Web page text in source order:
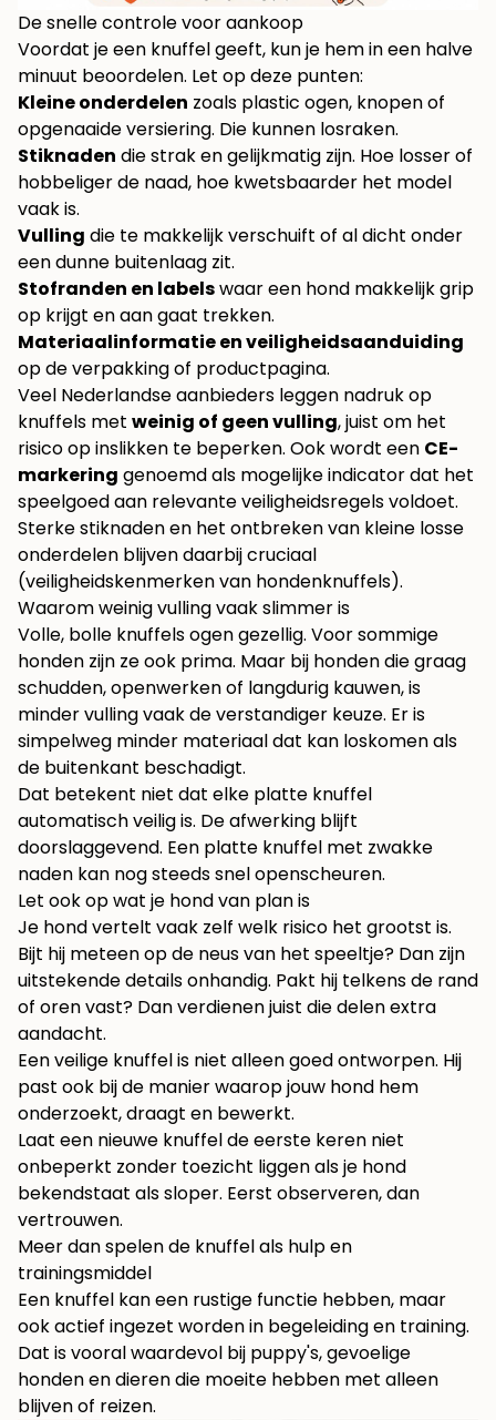
De snelle controle voor aankoop
Voordat je een knuffel geeft, kun je hem in een halve
minuut beoordelen. Let op deze punten:
Kleine onderdelen zoals plastic ogen, knopen of
opgenaaide versiering. Die kunnen losraken.
Stiknaden die strak en gelijkmatig zijn. Hoe losser of
hobbeliger de naad, hoe kwetsbaarder het model
vaak is.
Vulling die te makkelijk verschuift of al dicht onder
een dunne buitenlaag zit.
Stofranden en labelswaar een hond makkelijk grip
op krijgt en aan gaat trekken.
Materiaalinformatie en veiligheidsaanduiding
op de verpakking of productpagina.
Veel Nederlandse aanbieders leggen nadruk op
knuffels met weinig of geen vulling, juist om het
risico op inslikken te beperken. Ook wordt een CE-
markering genoemd als mogelijke indicator dat het
speelgoed aan relevante veiligheidsregels voldoet.
Sterke stiknaden en het ontbreken van kleine losse
onderdelen blijven daarbij cruciaal
(veiligheidskenmerken van hondenknuffels).
Waarom weinig vulling vaak slimmer is
Volle, bolle knuffels ogen gezellig. Voor sommige
honden zijn ze ook prima. Maar bij honden die graag
schudden, openwerken of langdurig kauwen, is
minder vulling vaak de verstandiger keuze. Er is
simpelweg minder materiaal dat kan loskomen als
de buitenkant beschadigt.
Dat betekent niet dat elke platte knuffel
automatisch veilig is. De afwerking blijft
doorslaggevend. Een platte knuffel met zwakke
naden kan nog steeds snel openscheuren.
Let ook op wat je hond van plan is
Je hond vertelt vaak zelf welk risico het grootst is.
Bijt hij meteen op de neus van het speeltje? Dan zijn
uitstekende details onhandig. Pakt hij telkens de rand
of oren vast? Dan verdienen juist die delen extra
aandacht.
Een veilige knuffel is niet alleen goed ontworpen. Hij
past ook bij de manier waarop jouw hond hem
onderzoekt, draagt en bewerkt.
Laat een nieuwe knuffel de eerste keren niet
onbeperkt zonder toezicht liggen als je hond
bekendstaat als sloper. Eerst observeren, dan
vertrouwen.
Meer dan spelen de knuffel als hulp en
trainingsmiddel
Een knuffel kan een rustige functie hebben, maar
ook actief ingezet worden in begeleiding en training.
Dat is vooral waardevol bij puppy's, gevoelige
honden en dieren die moeite hebben met alleen
blijven of reizen.